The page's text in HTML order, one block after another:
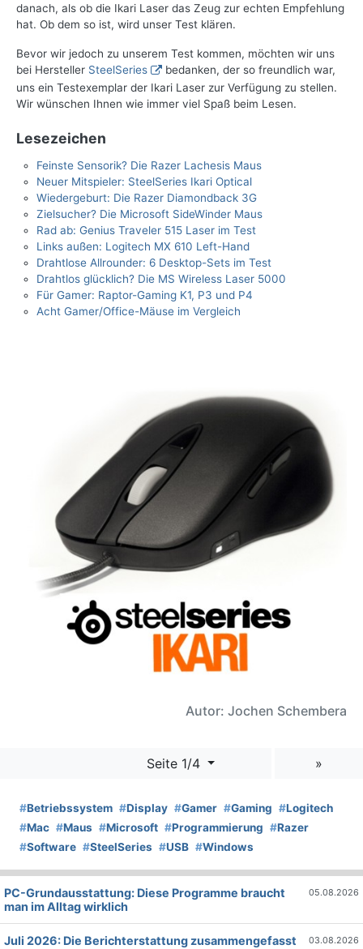
danach, als ob die Ikari Laser das Zeug zur echten Empfehlung
hat. Ob dem so ist, wird unser Test klären.
Bevor wir jedoch zu unserem Test kommen, möchten wir uns
bei Hersteller SteelSeries
bedanken, der so freundlich war,
uns ein Testexemplar der Ikari Laser zur Verfügung zu stellen.
Wir wünschen Ihnen wie immer viel Spaß beim Lesen.
Lesezeichen
Feinste Sensorik? Die Razer Lachesis Maus
Neuer Mitspieler: SteelSeries Ikari Optical
Wiedergeburt: Die Razer Diamondback 3G
Zielsucher? Die Microsoft SideWinder Maus
Rad ab: Genius Traveler 515 Laser im Test
Links außen: Logitech MX 610 Left-Hand
Drahtlose Allrounder: 6 Desktop-Sets im Test
Drahtlos glücklich? Die MS Wireless Laser 5000
Für Gamer: Raptor-Gaming K1, P3 und P4
Acht Gamer/Office-Mäuse im Vergleich
Autor: Jochen Schembera
Seite 1/4 »
#Betriebssystem #Display #Gamer #Gaming #Logitech
#Mac #Maus #Microsoft #Programmierung #Razer
#Software #SteelSeries #USB #Windows
PC-Grundausstattung: Diese Programme braucht
man im Alltag wirklich
05.08.2026
Juli 2026: Die Bericht­erstattung zusammengefasst 03.08.2026